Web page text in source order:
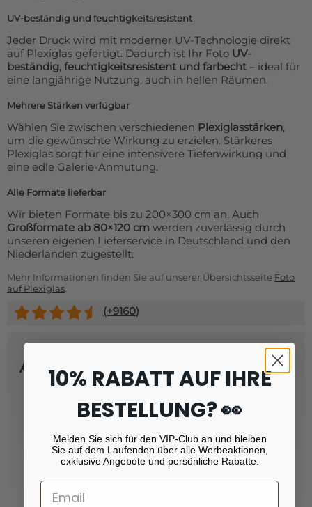
UV-beständig und feuchtigkeitsresistent
Jeder Druck wird mit moderner UV-Technologie direkt
auf Plexiglas gefertigt. Dadurch ist Ihr Foto UV-
beständig, feuchtigkeitsresistent und farbecht – ideal für
eine langjährige Nutzung, auch in hellen Räumen.
Mehrere Stärken verfügbar
Wählen Sie zwischen verschiedenen Plexiglasstärken,
um die gewünschte Wirkung zu erzielen. Stärkeres
Plexiglas sorgt für eine intensivere Tiefenwirkung und
eine edle Galerie-Anmutung.
Alle Formate lieferbar
Wir bieten Formate bis zu 200×300 cm an. Auch
Großformate ab 80×120 cm werden zuverlässig durch
unseren eigenen Lieferservice in Deutschland und den
Niederlanden zugestellt.
Mehr Informationen finden Sie auf unserer Übersichtsseite Foto
auf Plexiglas
(+9160)
Abonnieren Sie unseren Newsletter
und erhalten Sie Rabatt von 10 %!
Email
Registrieren
10% RABATT AUF IHRE
BESTELLUNG? 👀
Melden Sie sich für den VIP-Club an und bleiben
Sie auf dem Laufenden über alle Werbeaktionen,
exklusive Angebote und persönliche Rabatte.